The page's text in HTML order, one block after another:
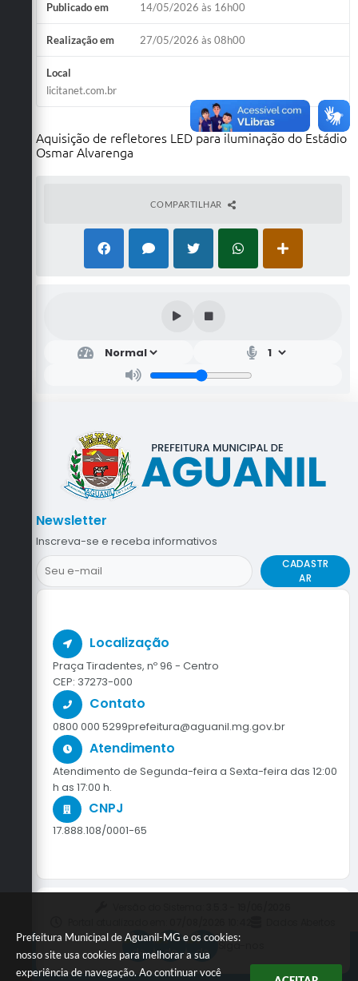
Prefeitura Municipal de Aguanil-MG e os cookies:
nosso site usa cookies para melhorar a sua
experiência de navegação. Ao continuar você
Publicado em 14/05/2026 às 16h00
Realização em 27/05/2026 às 08h00
Local
licitanet.com.br
Aquisição de refletores LED para iluminação do Estádio
Osmar Alvarenga
COMPARTILHAR
Localização
Praça Tiradentes, nº 96 - Centro
CEP: 37273-000
Contato
0800 000 5299prefeitura@aguanil.mg.gov.br
Atendimento
Atendimento de Segunda-feira a Sexta-feira das 12:00
h as 17:00 h.
CNPJ
17.888.108/0001-65
Newsletter
Inscreva-se e receba informativos
CADASTR
AR
Siga-nos